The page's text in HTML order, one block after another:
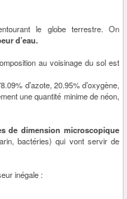
le globe terrestre. On
d’eau.
au voisinage du sol est
d’azote, 20.95% d’oxygène,
une quantité minime de néon,
de dimension microscopique
bactéries) qui vont servir de
inégale :